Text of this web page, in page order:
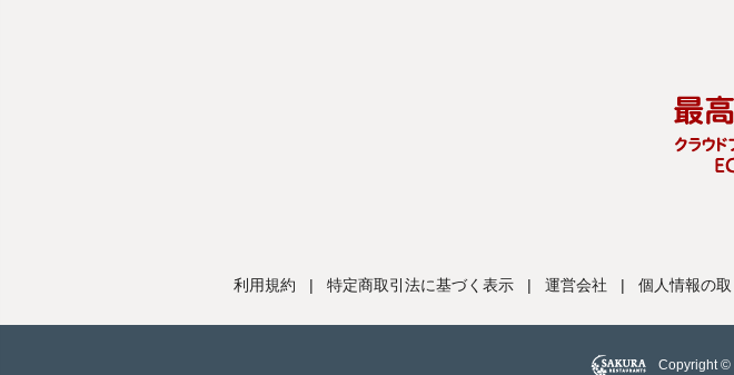
利用規約 | 特定商取引法に基づく表示 | 運営会社 | 個人情報の
Copyright ©